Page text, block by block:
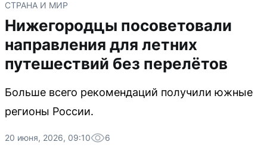
СТРАНА И МИР
Нижегородцы посоветовали
направления для летних
путешествий без перелётов
Больше всего рекомендаций получили южные
регионы России.
20 июня, 2026, 09:10 6